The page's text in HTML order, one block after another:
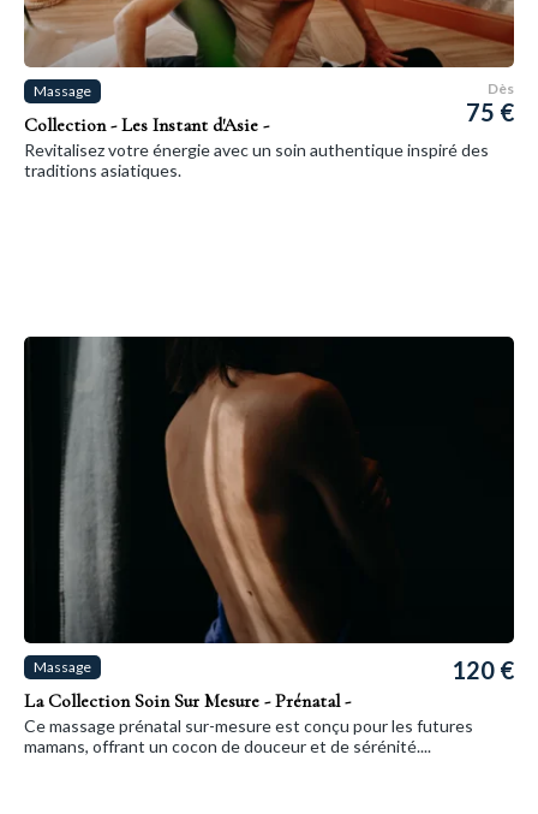
Massage
Collection - Les Instant d'Asie -
Dès
75 €
Revitalisez votre énergie avec un soin authentique inspiré des
traditions asiatiques.
Massage
La Collection Soin Sur Mesure - Prénatal -
120 €
Ce massage prénatal sur-mesure est conçu pour les futures
mamans, offrant un cocon de douceur et de sérénité....